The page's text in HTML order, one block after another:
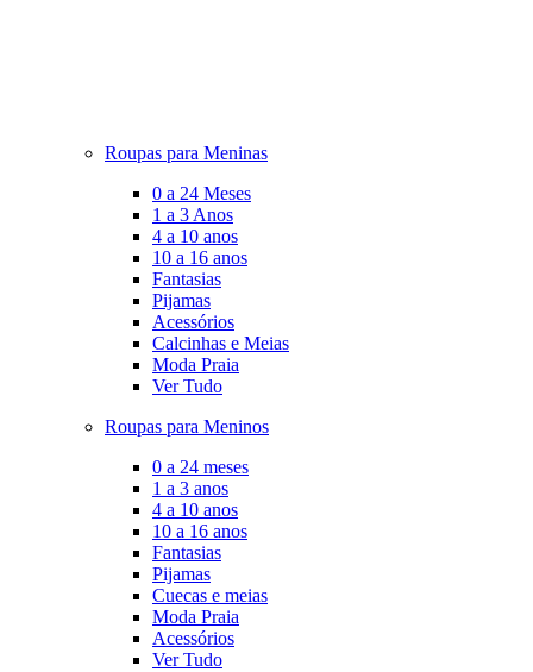
Roupas para Meninas
0 a 24 Meses
1 a 3 Anos
4 a 10 anos
10 a 16 anos
Fantasias
Pijamas
Acessórios
Calcinhas e Meias
Moda Praia
Ver Tudo
Roupas para Meninos
0 a 24 meses
1 a 3 anos
4 a 10 anos
10 a 16 anos
Fantasias
Pijamas
Cuecas e meias
Moda Praia
Acessórios
Ver Tudo